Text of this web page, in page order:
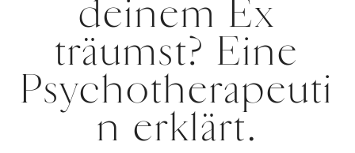
deinem Ex
träumst? Eine
Psychotherapeuti
n erklärt.